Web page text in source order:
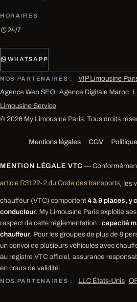
HORAIRES
24/7
WHATSAPP
NOS PARTENAIRES : VIP Limousine
Agence Web SEO· Agence Digitale Maroc·
Limousine Service
© 2026 My Limousine Paris. Tous droits
Mentions légales CGV
MENTION LÉGALE VTC —
article R3122-2 du Code des transports, les
chauffeur (VTC) comportent 4 à 9 places, y
conducteur. My Limousine Paris exploite
respect de cette réglementation : capacité
chauffeur. Pour les groupes de plus de 8
un convoi de plusieurs véhicules avec
au registre VTC officiel, assurance
en cours de validité.
NOS PARTENAIRES : LLC États-Unis·